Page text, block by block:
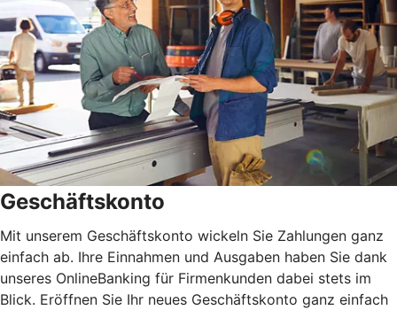
Geschäftskonto
Mit unserem Geschäftskonto wickeln Sie Zahlungen ganz
einfach ab. Ihre Einnahmen und Ausgaben haben Sie dank
unseres OnlineBanking für Firmenkunden dabei stets im
Blick. Eröffnen Sie Ihr neues Geschäftskonto ganz einfach